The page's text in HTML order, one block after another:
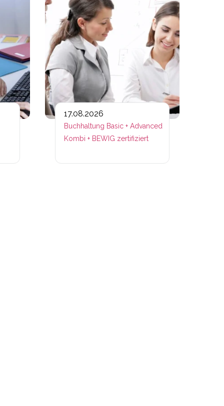
17.08.2026
Buchhaltung Basic + Advanced
Kombi + BEWIG zertifiziert